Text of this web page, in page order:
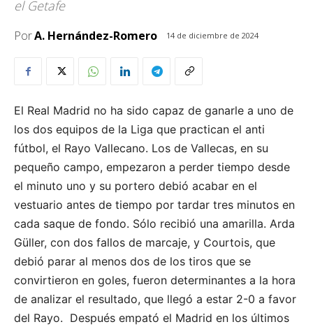
el Getafe
PorA. Hernández-Romero 14 de diciembre de 2024
El Real Madrid no ha sido capaz de ganarle a uno de
los dos equipos de la Liga que practican el anti
fútbol, el Rayo Vallecano. Los de Vallecas, en su
pequeño campo, empezaron a perder tiempo desde
el minuto uno y su portero debió acabar en el
vestuario antes de tiempo por tardar tres minutos en
cada saque de fondo. Sólo recibió una amarilla. Arda
Güller, con dos fallos de marcaje, y Courtois, que
debió parar al menos dos de los tiros que se
convirtieron en goles, fueron determinantes a la hora
de analizar el resultado, que llegó a estar 2-0 a favor
del Rayo. Después empató el Madrid en los últimos